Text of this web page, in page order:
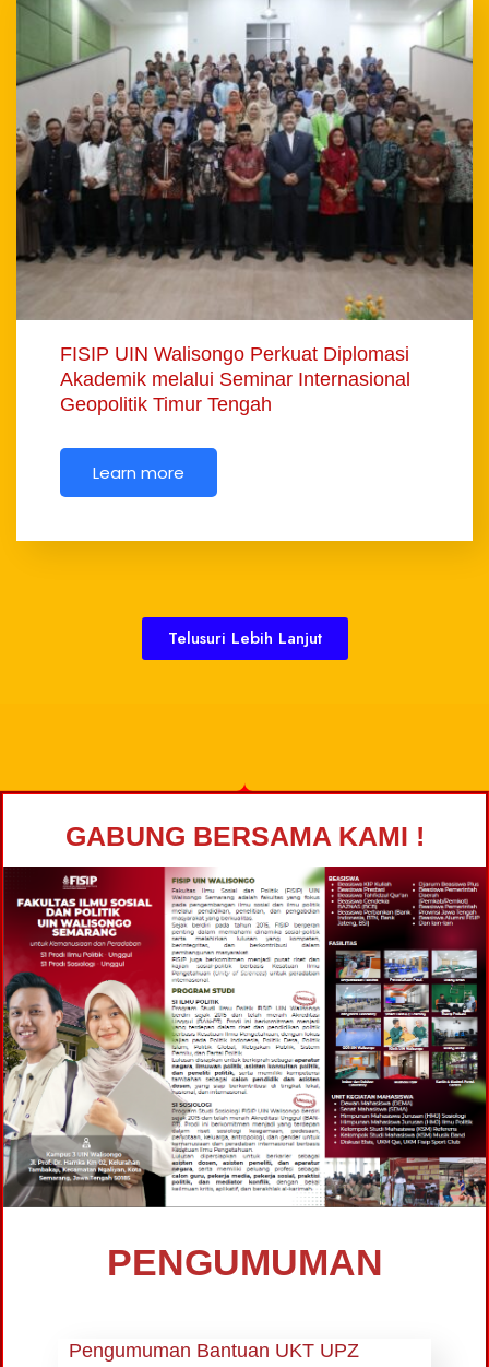
FISIP UIN Walisongo Perkuat Diplomasi
Akademik melalui Seminar Internasional
Geopolitik Timur Tengah
Learn more
Telusuri Lebih Lanjut
GABUNG BERSAMA KAMI !
PENGUMUMAN
Pengumuman Bantuan UKT UPZ